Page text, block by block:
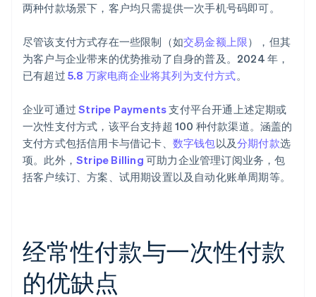
两种付款场景下，客户均只需提供一次手机号码即可。
尽管该支付方式存在一些限制（如交易金额上限），但其
为客户与企业带来的优势推动了自身的普及。2024 年，
已有超过 5.8 万家电商企业将其列为支付方式。
企业可通过Stripe Payments支付平台开通上述定期或
一次性支付方式，该平台支持超 100 种付款渠道。涵盖的
支付方式包括信用卡与借记卡、 数字钱包以及分期付款选
项。此外， Stripe Billing 可助力企业管理订阅业务，包
括客户续订、方案、试用期设置以及自动化账单周期等。
经常性付款与一次性付款
的优缺点